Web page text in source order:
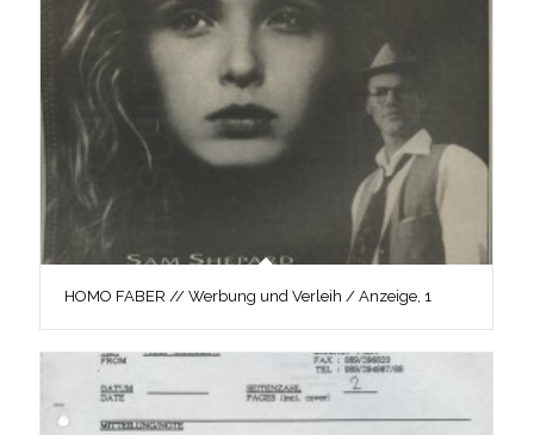
HOMO FABER // Werbung und Verleih / Anzeige, 1